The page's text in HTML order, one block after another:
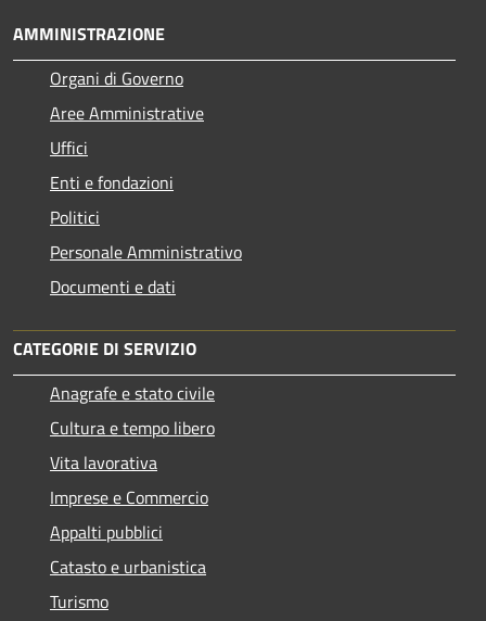
AMMINISTRAZIONE
Organi di Governo
Aree Amministrative
Uffici
Enti e fondazioni
Politici
Personale Amministrativo
Documenti e dati
CATEGORIE DI SERVIZIO
Anagrafe e stato civile
Cultura e tempo libero
Vita lavorativa
Imprese e Commercio
Appalti pubblici
Catasto e urbanistica
Turismo